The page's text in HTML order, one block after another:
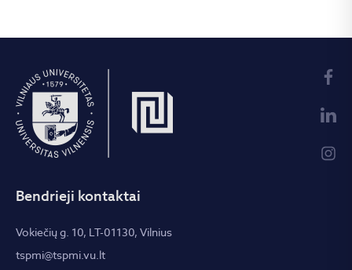
Bendrieji kontaktai
Vokiečių g. 10, LT-01130, Vilnius
tspmi@tspmi.vu.lt